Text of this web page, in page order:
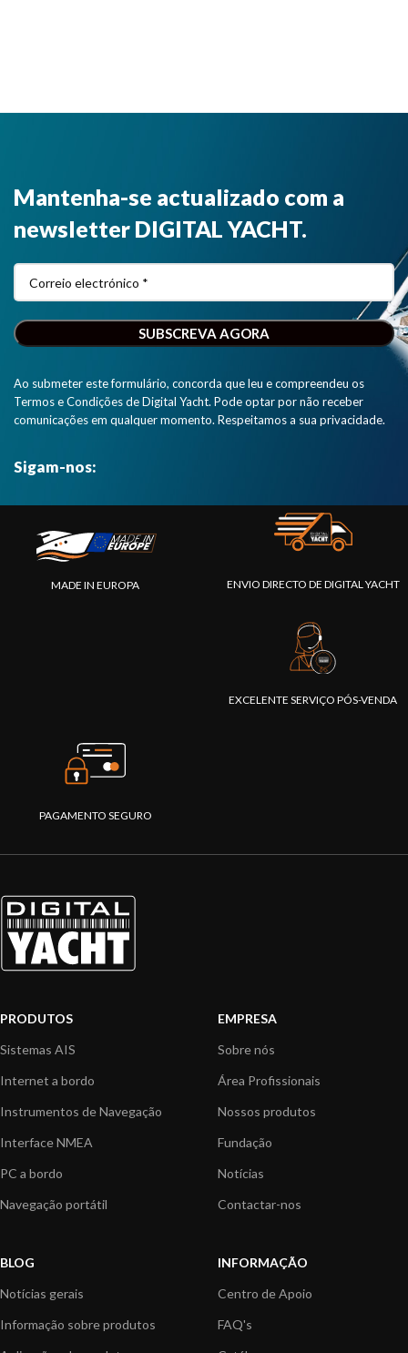
Mantenha-se actualizado com a
newsletter DIGITAL YACHT.
Ao submeter este formulário, concorda que leu e compreendeu os
Termos e Condições de Digital Yacht. Pode optar por não receber
comunicações em qualquer momento. Respeitamos a sua privacidade.
Sigam-nos:
MADE IN EUROPA ENVIO DIRECTO DE DIGITAL YACHT
EXCELENTE SERVIÇO PÓS-VENDA
PAGAMENTO SEGURO
PRODUTOS
Sistemas AIS
Internet a bordo
Instrumentos de Navegação
Interface NMEA
PC a bordo
Navegação portátil
EMPRESA
Sobre nós
Área Profissionais
Nossos produtos
Fundação
Notícias
Contactar-nos
BLOG
Notícias gerais
Informação sobre produtos
INFORMAÇÃO
Centro de Apoio
FAQ's